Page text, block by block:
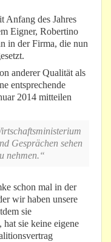
Anfang des Jahres
Eigner, Robertino
in der Firma, die nun
anderer Qualität als
entsprechende
2014 mitteilen
Gesprächen sehen
nehmen.“
schon mal in der
wir haben unsere
sie
sie keine eigene